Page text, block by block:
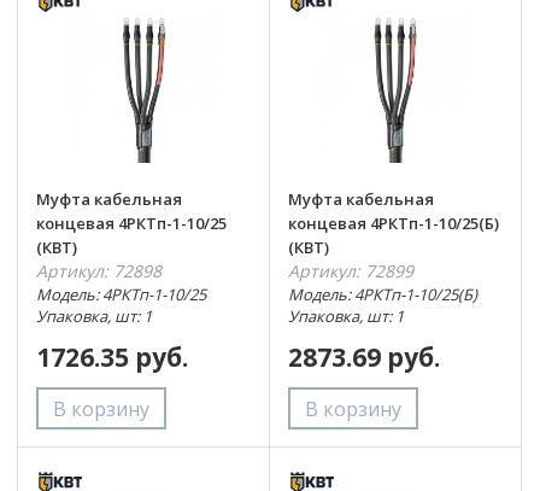
Муфта кабельная
концевая 4РКТп-1-10/25
(КВТ)
Артикул: 72898
Модель: 4РКТп-1-10/25
Упаковка, шт: 1
1726.35 руб.
Муфта кабельная
концевая 4РКТп-1-10/25(Б)
(КВТ)
Артикул: 72899
Модель: 4РКТп-1-10/25(Б)
Упаковка, шт: 1
2873.69 руб.